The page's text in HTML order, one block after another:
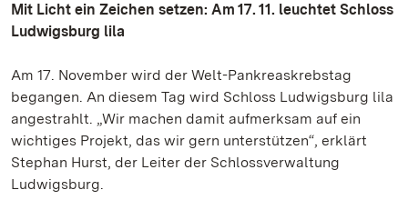
Mit Licht ein Zeichen setzen: Am 17. 11. leuchtet Schloss
Ludwigsburg lila
Am 17. November wird der Welt-Pankreaskrebstag
begangen. An diesem Tag wird Schloss Ludwigsburg lila
angestrahlt. „Wir machen damit aufmerksam auf ein
wichtiges Projekt, das wir gern unterstützen“, erklärt
Stephan Hurst, der Leiter der Schlossverwaltung
Ludwigsburg.